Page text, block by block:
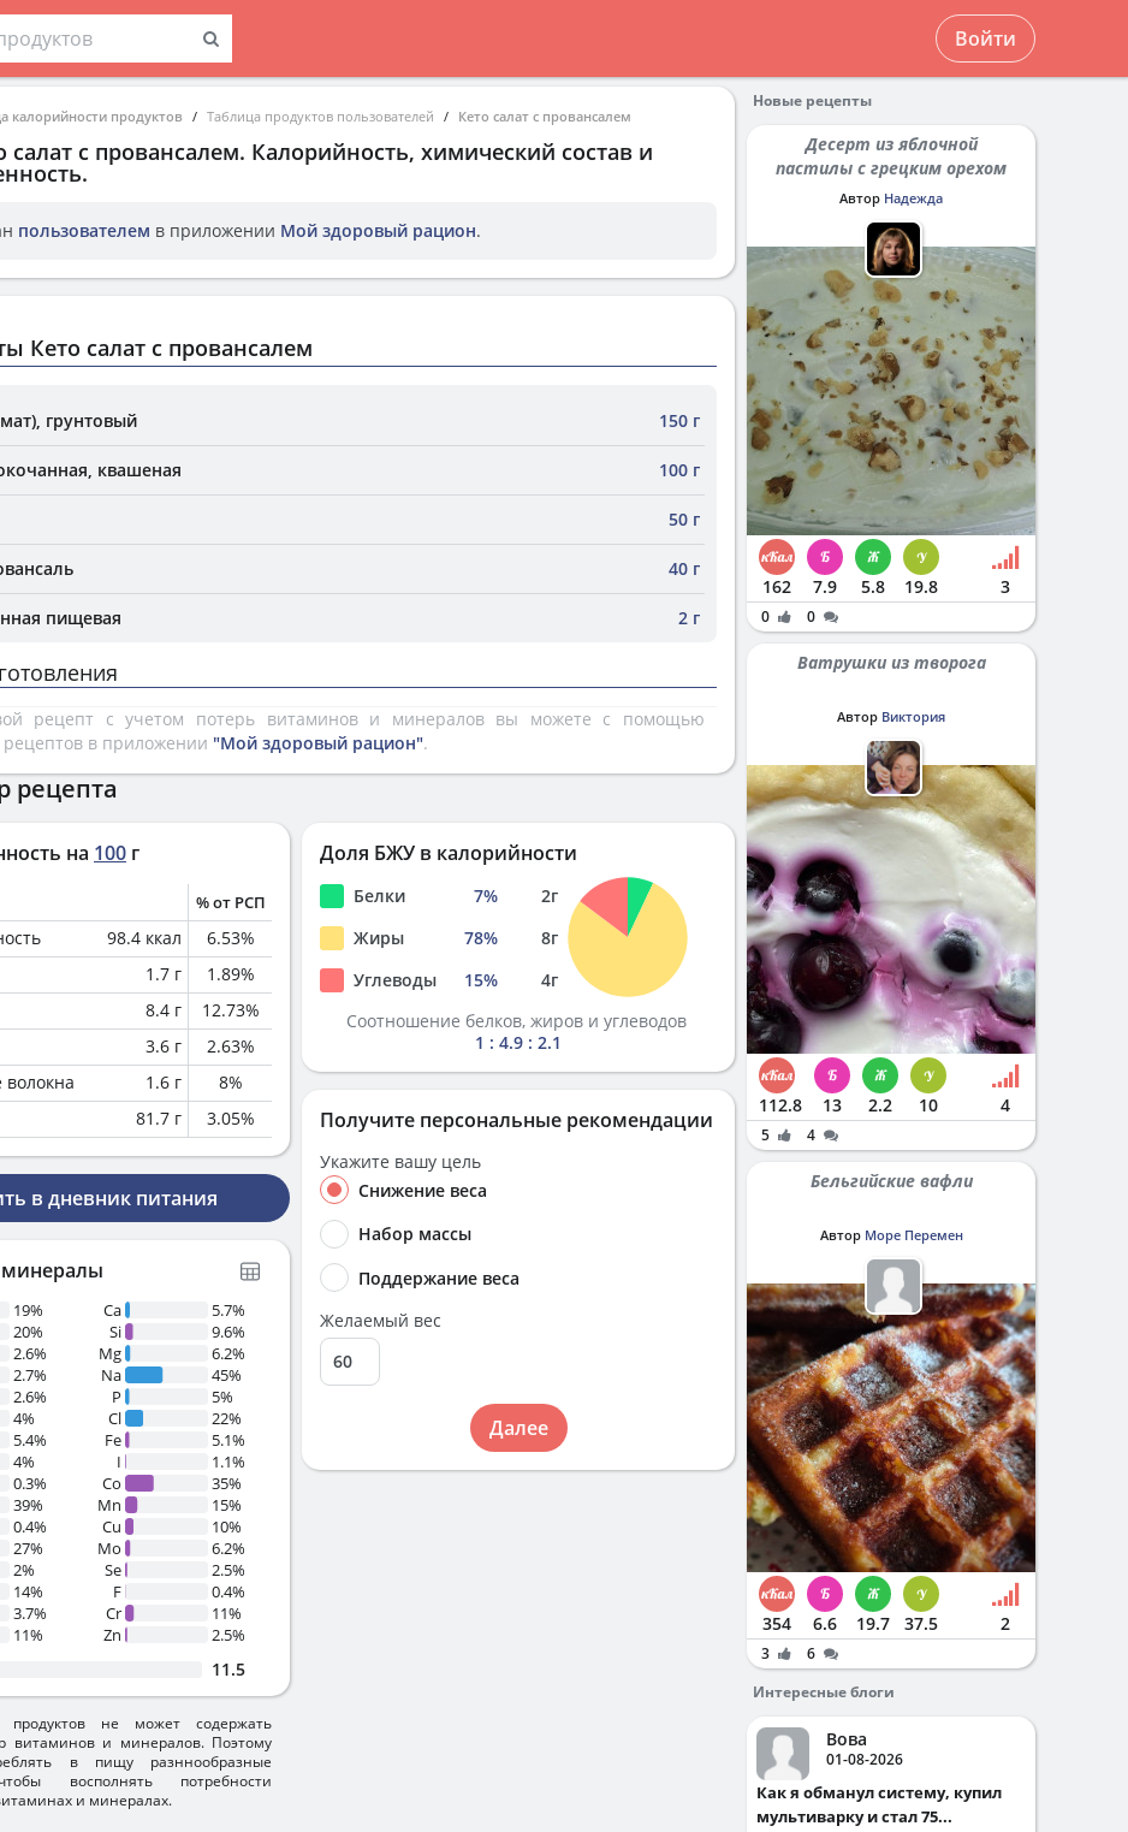
Войти
калорийности продуктов Таблица продуктов пользователей Кето салат с провансалем
салат с провансалем. Калорийность, химический состав и
пользователем в приложении Мой здоровый рацион.
Кето салат с провансалем
грунтовый 150 г
квашеная 100 г
50 г
40 г
пищевая 2 г
рецепт с учетом потерь витаминов и минералов вы можете с помощью
рецептов в приложении "Мой здоровый рацион".
рецепта
на 100 г
% от РСП
98.4 ккал 6.53%
1.7 г 1.89%
8.4 г 12.73%
3.6 г 2.63%
1.6 г 8%
81.7 г 3.05%
в дневник питания
19%
20%
2.6%
2.7%
2.6%
4%
5.4%
4%
0.3%
39%
0.4%
27%
2%
14%
3.7%
11%
Ca
5.7%
Si
9.6%
Mg
6.2%
Na
45%
P
5%
Cl
22%
Fe
5.1%
I
1.1%
Co
35%
Mn
15%
Cu
10%
Mo
6.2%
Se
2.5%
F
0.4%
Cr
11%
Zn
2.5%
11.5
продуктов не может содержать
витаминов и минералов. Поэтому
в пищу разннообразные
восполнять потребности
и минералах.
Доля БЖУ в калорийности
Белки 7% 2г
Жиры
78% 8г
Углеводы
15% 4г
Соотношение белков, жиров и углеводов
1 : 4.9 : 2.1
Получите персональные рекомендации
Укажите вашу цель
Снижение веса
Набор массы
Поддержание веса
Желаемый вес
Далее
Новые рецепты
Десерт из яблочной
пастилы с грецким орехом
Автор Надежда
162 7.9 5.8 19.8 3
0 0
Ватрушки из творога
Автор Виктория
112.8 13 2.2 10 4
5 4
Бельгийские вафли
Автор Море Перемен
354 6.6 19.7 37.5 2
3
6
Интересные блоги
Вова
01-08-2026
Как я обманул систему, купил
мультиварку и стал 75...